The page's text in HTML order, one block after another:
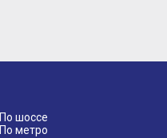
По шоссе
По метро